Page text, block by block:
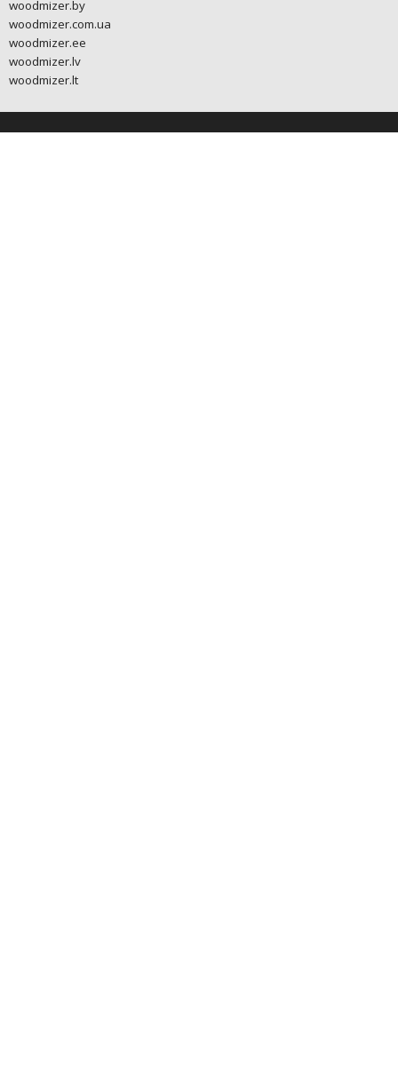
woodmizer.by
woodmizer.com.ua
woodmizer.ee
woodmizer.lv
woodmizer.lt